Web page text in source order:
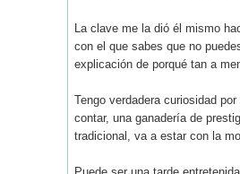
La clave me la dió él mismo
con el que sabes que no
explicación de porqué tan a
Tengo verdadera curiosidad
contar, una ganadería de
tradicional, va a estar con la